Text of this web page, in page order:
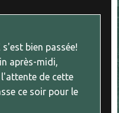
bien passée!
après-midi,
de cette
ce soir pour le